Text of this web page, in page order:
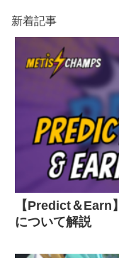
新着記事
【Predict＆Earn
について解説